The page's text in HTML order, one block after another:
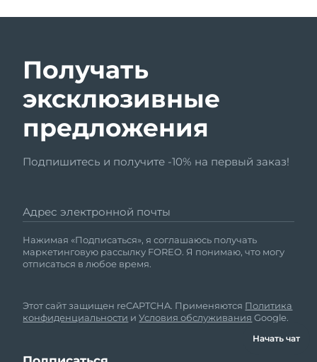
Получать
эксклюзивные
предложения
Подпишитесь и получите -10% на первый заказ!
Адрес электронной почты
Нажимая «Подписаться», я соглашаюсь получать
маркетинговую рассылку FOREO. Я понимаю, что могу
отписаться в любое время.
Этот сайт защищен reCAPTCHA. Применяются Политика
конфиденциальности иУсловия обслуживания Google.
Начать чат